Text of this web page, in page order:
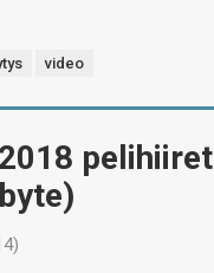
video
pelihiiret